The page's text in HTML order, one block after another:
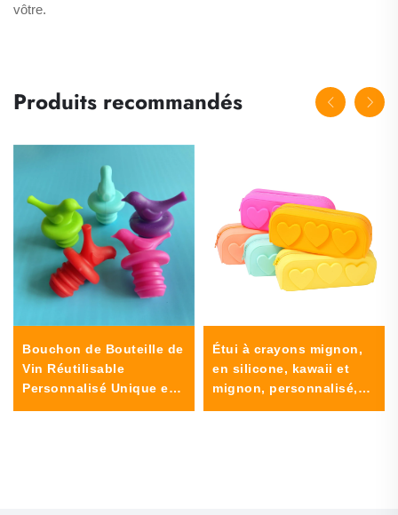
vôtre.
Produits recommandés
Bouchon de Bouteille de
Vin Réutilisable
Personnalisé Unique en
Silicone Faveurs de
Étui à crayons mignon,
en silicone, kawaii et
mignon, personnalisé,
avec fermeture à